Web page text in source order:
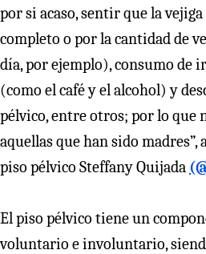
por si acaso, sentir que la
completo o por la cantidad de
día, por ejemplo), consumo de
(como el café y el alcohol) y
pélvico, entre otros; por lo que
aquellas que han sido madres”,
piso pélvico Steffany Quijada
El piso pélvico tiene un
voluntario e involuntario,